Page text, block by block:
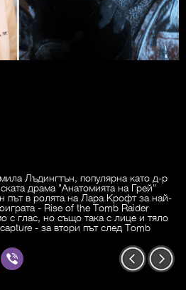
Лъдингтън, популярна като д-р
драма "Анатомията на Грей"
път в ролята на Лара Крофт за най-
- Rise of the Tomb Raider
с глас, но също така с лице и тяло
- за втори път след Tomb